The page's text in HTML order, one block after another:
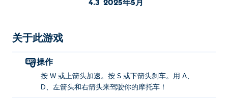
关于此游戏
操作
按 W 或上箭头加速。按 S 或下箭头刹车。用 A、
D、左箭头和右箭头来驾驶你的摩托车！